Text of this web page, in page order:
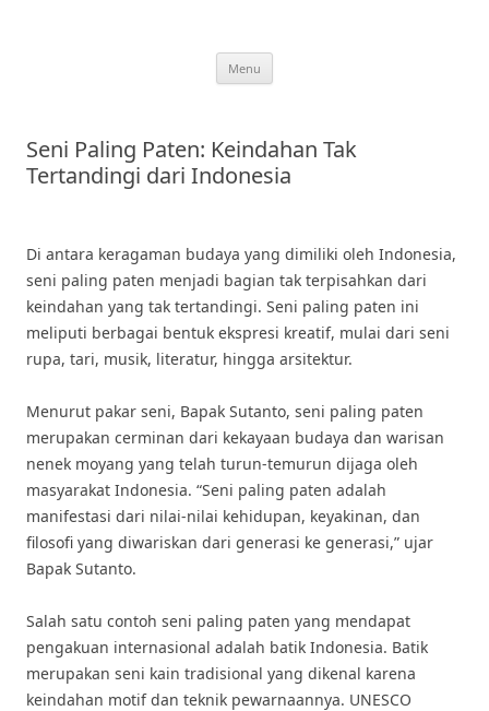
Menu
Seni Paling Paten: Keindahan Tak
Tertandingi dari Indonesia
Di antara keragaman budaya yang dimiliki oleh Indonesia,
seni paling paten menjadi bagian tak terpisahkan dari
keindahan yang tak tertandingi. Seni paling paten ini
meliputi berbagai bentuk ekspresi kreatif, mulai dari seni
rupa, tari, musik, literatur, hingga arsitektur.
Menurut pakar seni, Bapak Sutanto, seni paling paten
merupakan cerminan dari kekayaan budaya dan warisan
nenek moyang yang telah turun-temurun dijaga oleh
masyarakat Indonesia. “Seni paling paten adalah
manifestasi dari nilai-nilai kehidupan, keyakinan, dan
filosofi yang diwariskan dari generasi ke generasi,” ujar
Bapak Sutanto.
Salah satu contoh seni paling paten yang mendapat
pengakuan internasional adalah batik Indonesia. Batik
merupakan seni kain tradisional yang dikenal karena
keindahan motif dan teknik pewarnaannya. UNESCO